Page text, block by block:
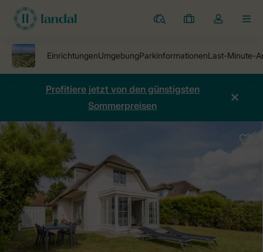
Ferienparks
Meine
Dropdown-
öffnen
Profitiere jetzt von den günstigsten
Sommerpreisen